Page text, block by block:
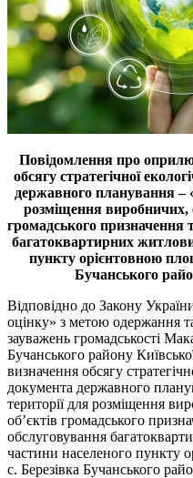
Повідомлення про
обсягу стратегічної
державного планування –
розміщення виробничих,
громадського призначення
багатоквартирних
пункту орієнтовною
Бучанського
Відповідно до Закону
оцінку» з метою одержання
зауважень громадськості
Бучанського району
визначення обсягу
документа державного
території для розміщення
об’єктів громадського
обслуговування
частини населеного пункту
с. Березівка Бучанського